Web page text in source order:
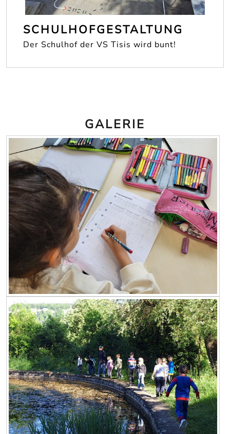
SCHULHOFGESTALTUNG
Der Schulhof der VS Tisis wird bunt!
GALERIE